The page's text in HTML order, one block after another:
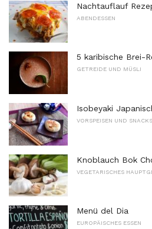
Nachtauflauf
ABENDESSEN
5 karibische Brei-
GETREIDE UND MÜSLI
Isobeyaki
VORSPEISEN UND SNACKS
Knoblauch Bok
VEGETARISCHES
Menü del Dia
EUROPÄISCHES ESSEN